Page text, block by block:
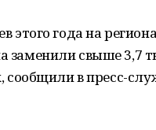
этого года на
заменили свыше 3,7
сообщили в пресс-